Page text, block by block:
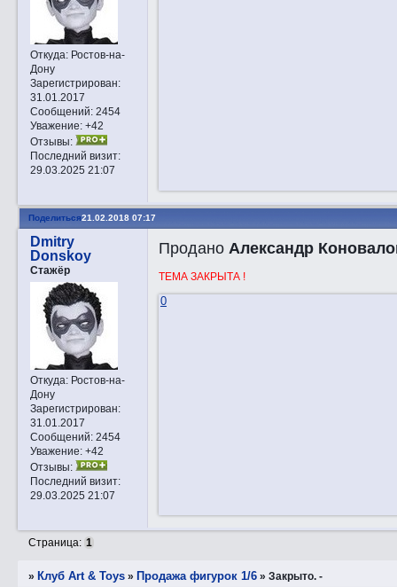
Откуда:Ростов-на-
Дону
Зарегистрирован:
31.01.2017
Сообщений:2454
Уважение: +42
Отзывы:
Последний визит:
29.03.2025 21:07
Поделиться21.02.2018 07:17
Dmitry
Donskoy
Стажёр
Откуда:Ростов-на-
Дону
Зарегистрирован:
31.01.2017
Сообщений:2454
Уважение: +42
Отзывы:
Последний визит:
29.03.2025 21:07
ПроданоАлександр
ТЕМА ЗАКРЫТА !
0
Страница: 1
» Клуб Art & Toys » Продажа фигурок 1/6 »Закрытo. -